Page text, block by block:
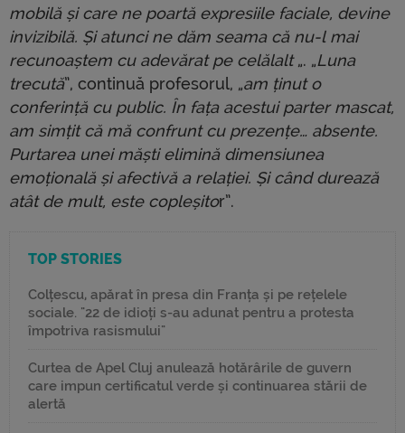
mobilă și care ne poartă expresiile faciale, devine
invizibilă. Și atunci ne dăm seama că nu-l mai
recunoaștem cu adevărat pe celălalt„. „Luna
trecută”, continuă profesorul, „am ținut o
conferință cu public. În fața acestui parter mascat,
am simțit că mă confrunt cu prezențe… absente.
Purtarea unei măști elimină dimensiunea
emoțională și afectivă a relației. Și când durează
atât de mult, este copleșitor”.
TOP STORIES
Colțescu, apărat în presa din Franța și pe rețelele
sociale. "22 de idioți s-au adunat pentru a protesta
împotriva rasismului"
Curtea de Apel Cluj anulează hotărârile de guvern
care impun certificatul verde și continuarea stării de
alertă